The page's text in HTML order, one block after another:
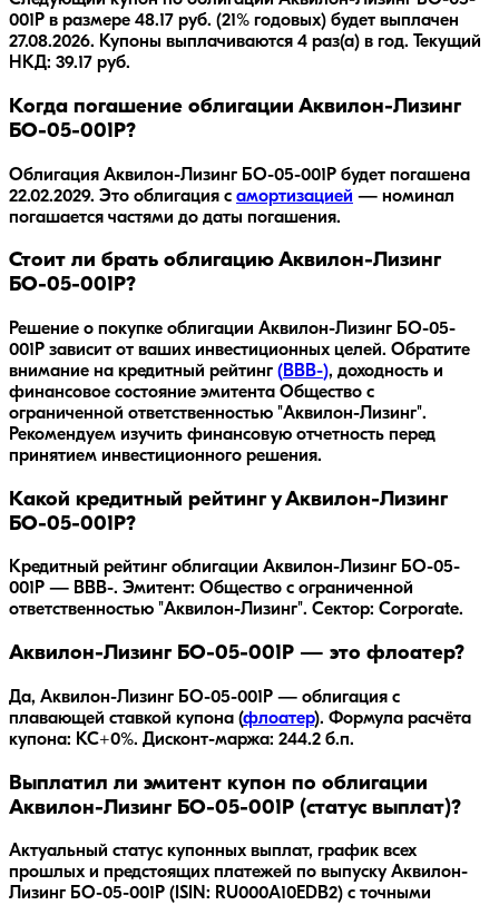
001P в размере 48.17 руб. (21% годовых) будет выплачен
27.08.2026. Купоны выплачиваются 4 раз(а) в год. Текущий
НКД: 39.17 руб.
Когда погашение облигации Аквилон-Лизинг
БО-05-001P?
Облигация Аквилон-Лизинг БО-05-001P будет погашена
22.02.2029. Это облигация с амортизацией — номинал
погашается частями до даты погашения.
Стоит ли брать облигацию Аквилон-Лизинг
БО-05-001P?
Решение о покупке облигации Аквилон-Лизинг БО-05-
001P зависит от ваших инвестиционных целей. Обратите
внимание на кредитный рейтинг ( BBB-), доходность и
финансовое состояние эмитента Общество с
ограниченной ответственностью "Аквилон-Лизинг".
Рекомендуем изучить финансовую отчетность перед
принятием инвестиционного решения.
Какой кредитный рейтинг у Аквилон-Лизинг
БО-05-001P?
Кредитный рейтинг облигации Аквилон-Лизинг БО-05-
001P — BBB-. Эмитент: Общество с ограниченной
ответственностью "Аквилон-Лизинг". Сектор: Corporate.
Аквилон-Лизинг БО-05-001P — это флоатер?
Да, Аквилон-Лизинг БО-05-001P — облигация с
плавающей ставкой купона (флоатер). Формула расчёта
купона: КС+0%. Дисконт-маржа: 244.2 б.п.
Выплатил ли эмитент купон по облигации
Аквилон-Лизинг БО-05-001P (статус выплат)?
Актуальный статус купонных выплат, график всех
прошлых и предстоящих платежей по выпуску Аквилон-
Лизинг БО-05-001P (ISIN: RU000A10EDB2) с точными